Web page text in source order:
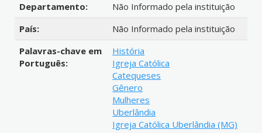
Departamento:
Não Informado pela instituição
País:
Não Informado pela instituição
Palavras-chave em
Português:
História
Igreja Católica
Catequeses
Gênero
Mulheres
Uberlândia
Igreja Católica Uberlândia (MG)